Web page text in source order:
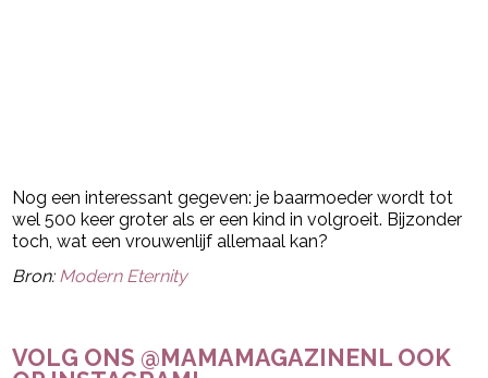
Nog een interessant gegeven: je baarmoeder wordt tot
wel 500 keer groter als er een kind in volgroeit. Bijzonder
toch, wat een vrouwenlijf allemaal kan?
Bron: Modern Eternity
VOLG ONS @MAMAMAGAZINENL OOK